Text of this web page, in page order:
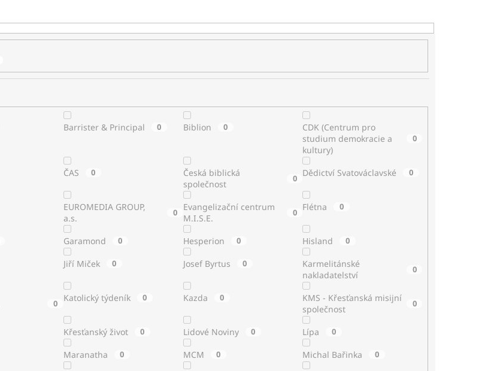
Barrister & Principal 0 Biblion 0
CDK (Centrum pro
studium demokracie a
kultury)
0
ČAS 0
Česká biblická
společnost
0 Dědictví Svatováclavské 0
EUROMEDIA GROUP,
a.s.
0
Evangelizační centrum
M.I.S.E.
0 Flétna 0
Garamond 0 Hesperion 0 Hisland 0
Jiří Miček 0 Josef Byrtus 0
Karmelitánské
nakladatelství
0
0 Katolický týdeník 0 Kazda 0
KMS - Křesťanská misijní
společnost
0
Křesťanský život 0 Lidové Noviny 0 Lípa 0
Maranatha 0 MCM 0 Michal Bařinka 0